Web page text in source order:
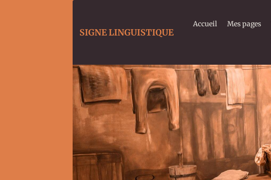
SIGNE LINGUISTIQUE
Accueil Mes pages